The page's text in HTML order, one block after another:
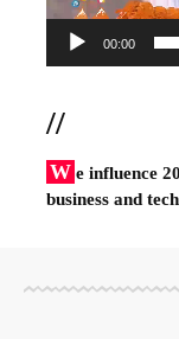
00:00
//
W e influence
business and